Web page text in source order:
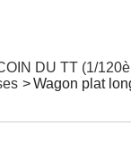
DU TT (1/
>Wagon plat